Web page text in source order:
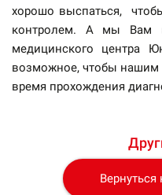
хорошо выспаться,
контролем. А мы Вам
медицинского центра
возможное, чтобы
время прохождения
Вернуться